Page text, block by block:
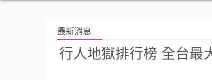
最新消息
行人地獄排行榜 全台最